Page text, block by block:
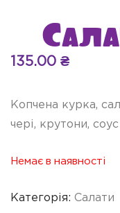
135.00 ₴
Копчена курка,
чері, крутони,
Немає в наявності
Категорія: Салати